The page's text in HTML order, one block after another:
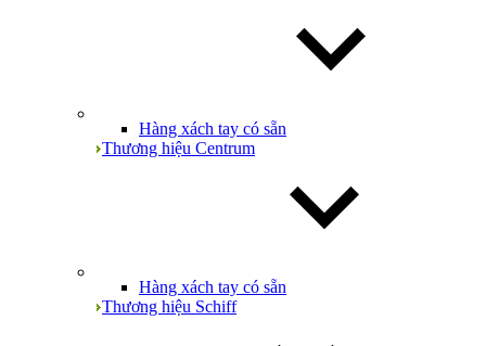
Hàng xách tay có sẵn
Thương hiệu Centrum
Hàng xách tay có sẵn
Thương hiệu Schiff